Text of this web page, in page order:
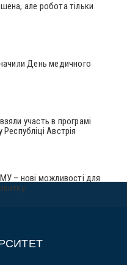
але робота тільки
День медичного
участь в програмі
Австрія
– нові можливості для